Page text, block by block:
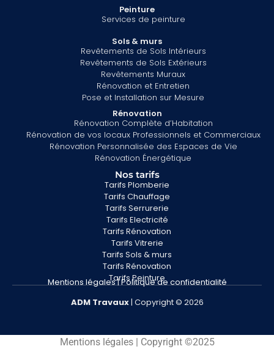
Peinture
Services de peinture
Sols & murs
Revêtements de Sols Intérieurs
Revêtements de Sols Extérieurs
Revêtements Muraux
Rénovation et Entretien
Pose et Installation sur Mesure
Rénovation
Rénovation Complète d’Habitation
Rénovation de vos locaux Professionnels et Commerciaux
Rénovation Personnalisée des Espaces de Vie
Rénovation Énergétique
Nos tarifs
Tarifs Plomberie
Tarifs Chauffage
Tarifs Serrurerie
Tarifs Electricité
Tarifs Rénovation
Tarifs Vitrerie
Tarifs Sols & murs
Tarifs Rénovation
Tarifs Peinture
Mentions légales|Politique de confidentialité
ADM Travaux| Copyright © 2026
Mentions légales | Copyright ©2025